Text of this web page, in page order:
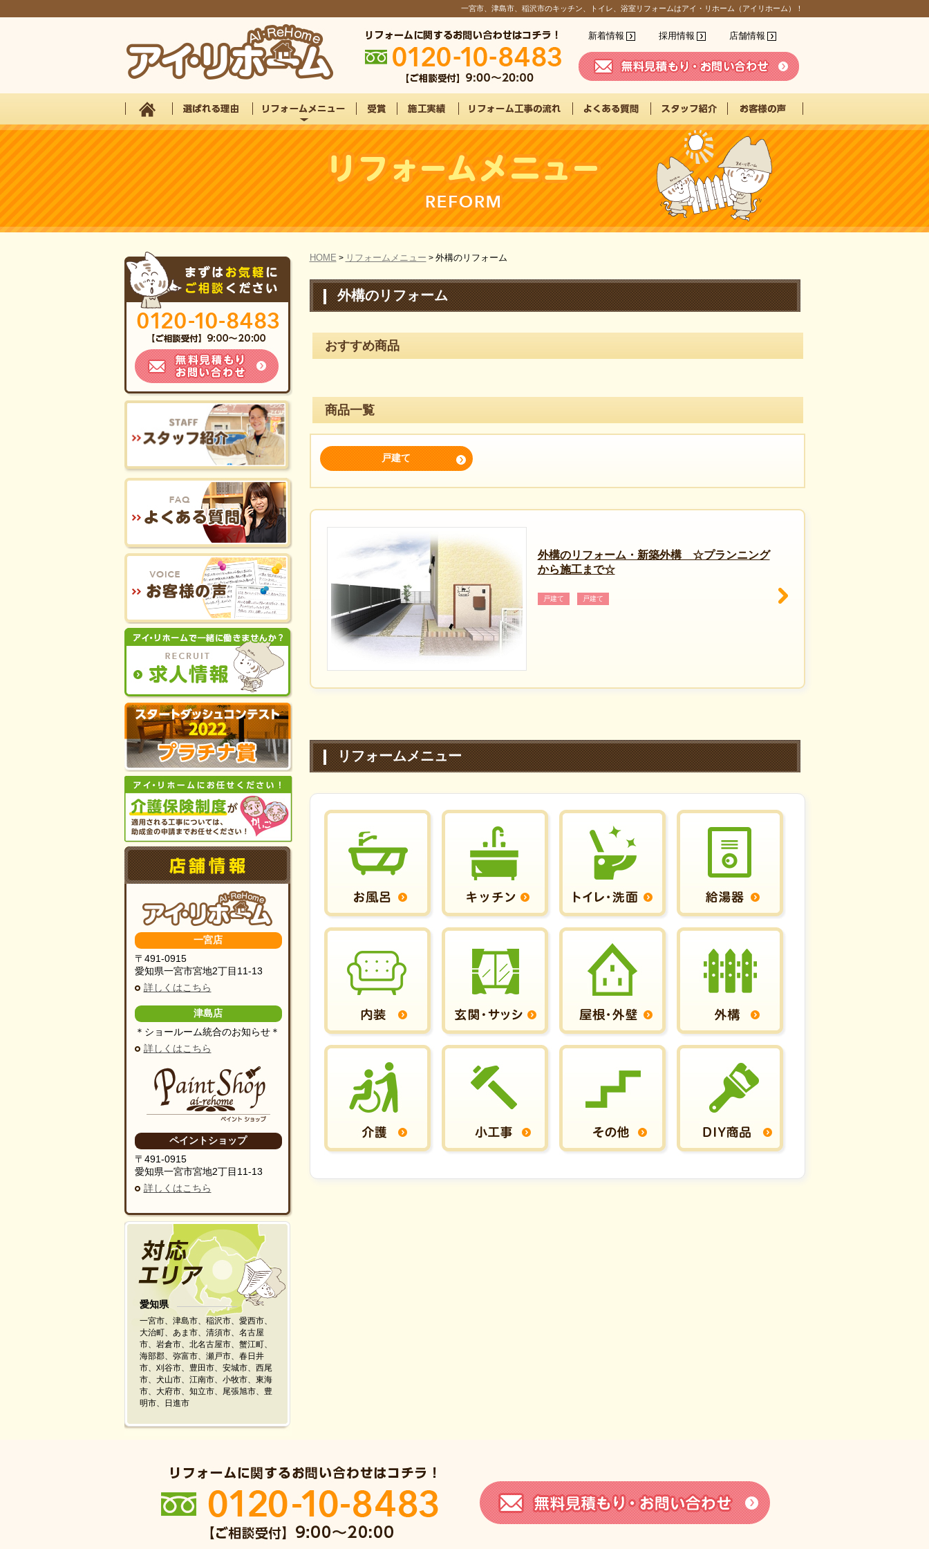
一宮市、津島市、稲沢市のキッチン、トイレ、浴室リフォームはアイ・リホーム（アイリホーム）！
新着情報 採用情報 店舗情報
HOME > リフォームメニュー > 外構のリフォーム
外構のリフォーム
おすすめ商品
商品一覧
戸建て
外構のリフォーム・新築外構 ☆プランニング
から施工まで☆
戸建て 戸建て
リフォームメニュー
一宮店
〒491-0915
愛知県一宮市宮地2丁目11-13
詳しくはこちら
津島店
＊ショールーム統合のお知らせ＊
詳しくはこちら
ペイントショップ
〒491-0915
愛知県一宮市宮地2丁目11-13
詳しくはこちら
愛知県
一宮市、津島市、稲沢市、愛西市、
大治町、あま市、清須市、名古屋
市、岩倉市、北名古屋市、蟹江町、
海部郡、弥富市、瀬戸市、春日井
市、刈谷市、豊田市、安城市、西尾
市、犬山市、江南市、小牧市、東海
市、大府市、知立市、尾張旭市、豊
明市、日進市